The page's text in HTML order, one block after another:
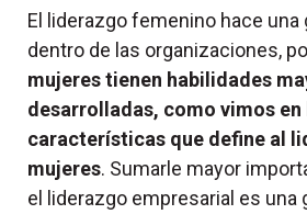
El liderazgo femenino hace una
dentro de las organizaciones,
mujeres tienen habilidades
desarrolladas, como vimos en
características que define al
mujeres. Sumarle mayor
el liderazgo empresarial es una